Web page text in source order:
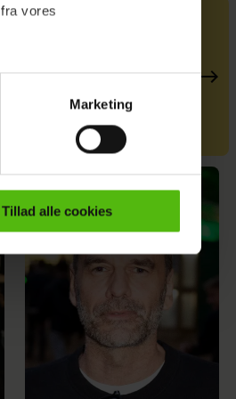
vores
indhold til dig.
Vi indsamler data
Marketing
Tillad alle cookies